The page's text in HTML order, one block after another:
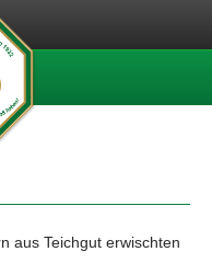
aus Teichgut erwischten